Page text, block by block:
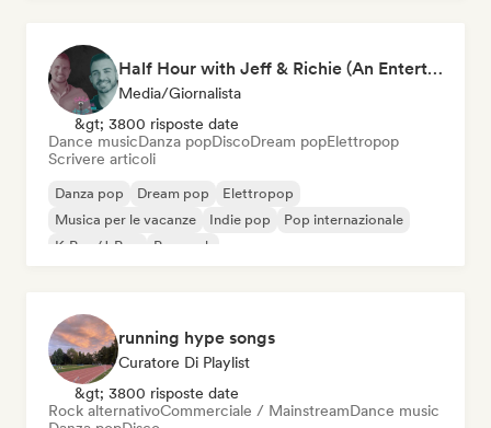
Half Hour with Jeff & Richie (An Entertainment Podcast)
Media/Giornalista
&gt; 3800 risposte date
Dance musicDanza popDiscoDream popElettropop
Scrivere articoli
Danza pop Dream pop
Elettropop
Musica per le vacanze
Indie pop
Pop internazionale
K-Pop/J-Pop
Pop rock
running hype songs
Curatore Di Playlist
&gt; 3800 risposte date
Rock alternativoCommerciale / MainstreamDance music